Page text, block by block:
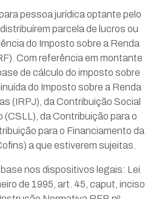
pessoa jurídica optante pelo
parcela de lucros ou
do Imposto sobre a Renda
Com referência em montante
de cálculo do imposto sobre
do Imposto sobre a Renda
(IRPJ), da Contribuição Social
(CSLL), da Contribuição para o
para o Financiamento da
a que estiverem sujeitas.
nos dispositivos legais: Lei
de 1995, art. 45, caput, inciso